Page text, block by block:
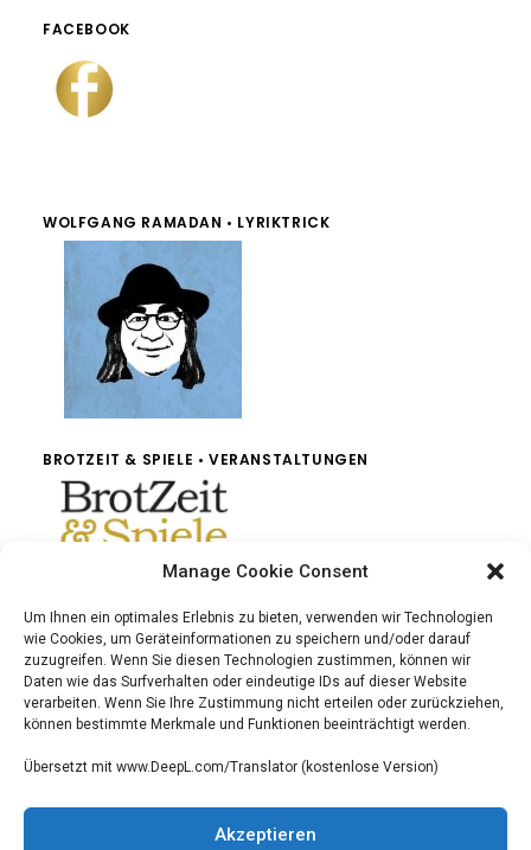
Manage Cookie Consent
Um Ihnen ein optimales Erlebnis zu bieten, verwenden wir Technologien
wie Cookies, um Geräteinformationen zu speichern und/oder darauf
zuzugreifen. Wenn Sie diesen Technologien zustimmen, können wir
Daten wie das Surfverhalten oder eindeutige IDs auf dieser Website
verarbeiten. Wenn Sie Ihre Zustimmung nicht erteilen oder zurückziehen,
können bestimmte Merkmale und Funktionen beeinträchtigt werden.
Übersetzt mit www.DeepL.com/Translator (kostenlose Version)
Akzeptieren
FACEBOOK
WOLFGANG RAMADAN • LYRIKTRICK
BROTZEIT & SPIELE • VERANSTALTUNGEN